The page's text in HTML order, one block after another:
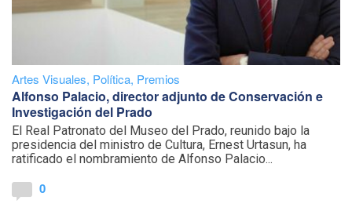
Artes Visuales, Política, Premios
Alfonso Palacio, director adjunto de Conservación e
Investigación del Prado
El Real Patronato del Museo del Prado, reunido bajo la
presidencia del ministro de Cultura, Ernest Urtasun, ha
ratificado el nombramiento de Alfonso Palacio...
0